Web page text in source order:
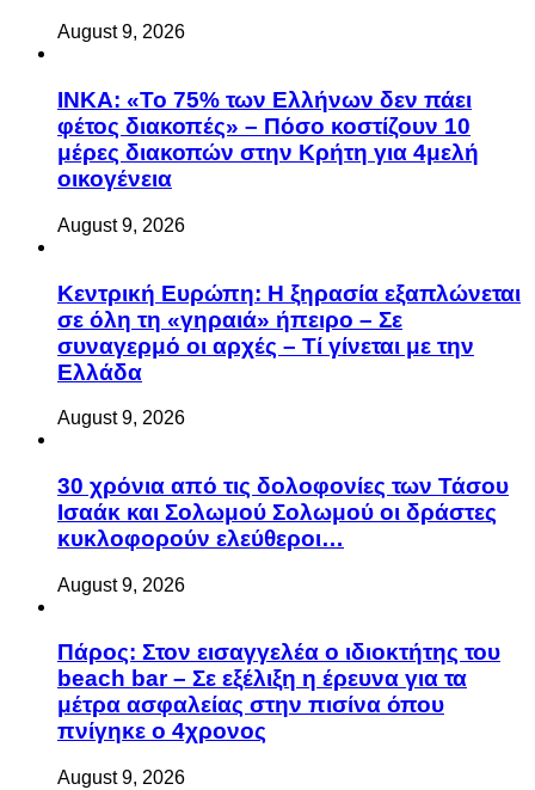
August 9, 2026
ΙΝΚΑ: «Το 75% των Ελλήνων δεν πάει
φέτος διακοπές» – Πόσο κοστίζουν 10
μέρες διακοπών στην Κρήτη για 4μελή
οικογένεια
August 9, 2026
Κεντρική Ευρώπη: Η ξηρασία εξαπλώνεται
σε όλη τη «γηραιά» ήπειρο – Σε
συναγερμό οι αρχές – Τί γίνεται με την
Ελλάδα
August 9, 2026
30 χρόνια από τις δολοφονίες των Τάσου
Ισαάκ και Σολωμού Σολωμού οι δράστες
κυκλοφορούν ελεύθεροι…
August 9, 2026
Πάρος: Στον εισαγγελέα ο ιδιοκτήτης του
beach bar – Σε εξέλιξη η έρευνα για τα
μέτρα ασφαλείας στην πισίνα όπου
πνίγηκε ο 4χρονος
August 9, 2026